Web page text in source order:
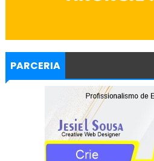
PARCERIA